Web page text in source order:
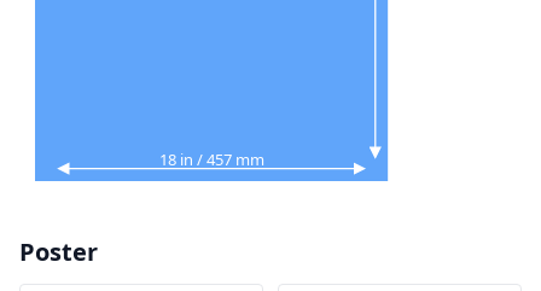
18 in / 457 mm
Poster